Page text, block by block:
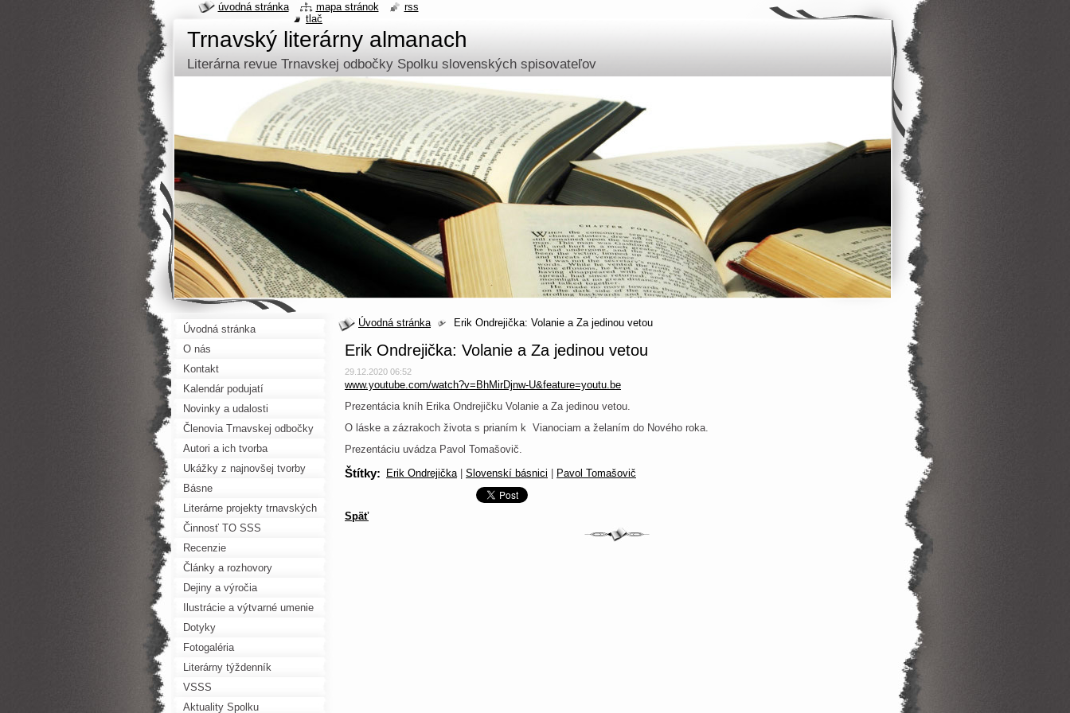
Trnavský literárny almanach
Literárna revue Trnavskej odbočky Spolku slovenských spisovateľov
Úvodná stránka Erik Ondrejička: Volanie a Za jedinou vetou
Erik Ondrejička: Volanie a Za jedinou vetou
29.12.2020 06:52
www.youtube.com/watch?v=BhMirDjnw-U&feature=youtu.be
Prezentácia kníh Erika Ondrejičku Volanie a Za jedinou vetou.
O láske a zázrakoch života s prianím k Vianociam a želaním do Nového roka.
Prezentáciu uvádza Pavol Tomašovič.
Štítky: Erik Ondrejička Slovenskí básnici Pavol Tomašovič
Späť
Úvodná stránka
O nás
Kontakt
Kalendár podujatí
Novinky a udalosti
Členovia Trnavskej odbočky
SSS
Autori a ich tvorba
Ukážky z najnovšej tvorby
Básne
Literárne projekty trnavských
autorov
Činnosť TO SSS
Recenzie
Články a rozhovory
Dejiny a výročia
Ilustrácie a výtvarné umenie
Dotyky
Fotogaléria
Literárny týždenník
VSSS
Aktuality Spolku
úvodná stránka mapa stránok
rss
tlač